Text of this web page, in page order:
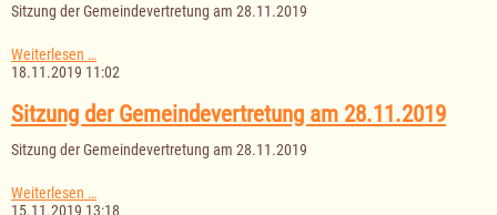
Sitzung der Gemeindevertretung am 28.11.2019
Weiterlesen …Sitzung
der
am
28.11.2019
18.11.2019 11:02
Sitzung der Gemeindevertretung am 28.11.2019
Sitzung der Gemeindevertretung am 28.11.2019
Weiterlesen …
der
15.11.2019 13:18